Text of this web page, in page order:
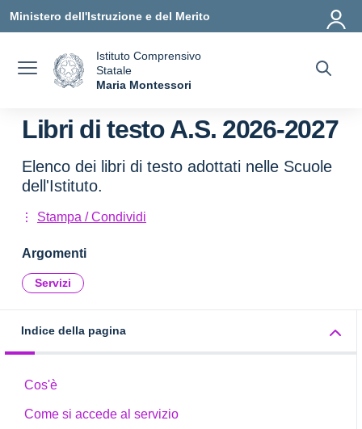
Ministero dell'Istruzione e del Merito
Istituto Comprensivo
Statale
Maria Montessori
Libri di testo A.S. 2026-2027
Elenco dei libri di testo adottati nelle Scuole
dell'Istituto.
Stampa / Condividi
Argomenti
Servizi
Indice della pagina
Cos'è
Come si accede al servizio